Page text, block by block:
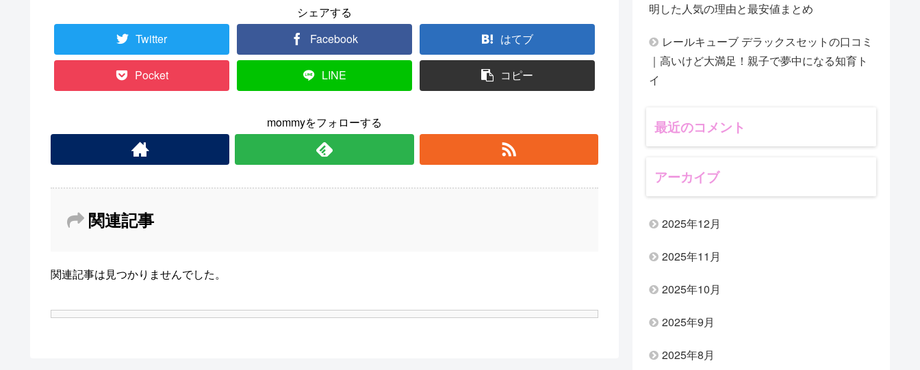
シェアする
Twitter
Facebook はてブ
Pocket LINE コピー
mommyをフォローする
関連記事
関連記事は見つかりませんでした。
明した人気の理由と最安値まとめ
レールキューブ デラックスセットの口コミ
｜高いけど大満足！親子で夢中になる知育ト
イ
最近のコメント
アーカイブ
2025年12月
2025年11月
2025年10月
2025年9月
2025年8月